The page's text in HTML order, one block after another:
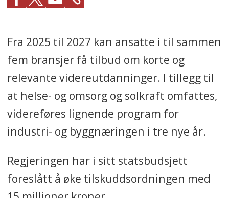
Fra 2025 til 2027 kan ansatte i til sammen
fem bransjer få tilbud om korte og
relevante videreutdanninger. I tillegg til
at helse- og omsorg og solkraft omfattes,
videreføres lignende program for
industri- og byggnæringen i tre nye år.
Regjeringen har i sitt statsbudsjett
foreslått å øke tilskuddsordningen med